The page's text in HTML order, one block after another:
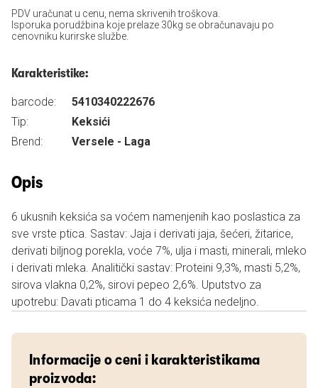
PDV uračunat u cenu, nema skrivenih troškova.
Isporuka porudžbina koje prelaze 30kg se obračunavaju po
cenovniku kurirske službe.
Karakteristike:
barcode:
5410340222676
Tip:
Keksići
Brend:
Versele - Laga
Opis
6 ukusnih keksića sa voćem namenjenih kao poslastica za
sve vrste ptica. Sastav: Jaja i derivati jaja, šećeri, žitarice,
derivati biljnog porekla, voće 7%, ulja i masti, minerali, mleko
i derivati mleka. Analitički sastav: Proteini 9,3%, masti 5,2%,
sirova vlakna 0,2%, sirovi pepeo 2,6%. Uputstvo za
upotrebu: Davati pticama 1 do 4 keksića nedeljno.
Informacije o ceni i karakteristikama
proizvoda: